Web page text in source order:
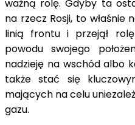
ważną rolę. Gdyby ta
na rzecz Rosji, to właśnie
linią frontu i przejął
powodu swojego
nadzieję na wschód albo
także stać się
mających na celu
gazu.